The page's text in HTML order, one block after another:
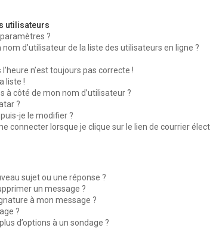
utilisateurs
?
d’utilisateur de la liste des utilisateurs en ligne ?
n’est toujours pas correcte !
liste !
à côté de mon nom d’utilisateur ?
?
je le modifier ?
connecter lorsque je clique sur le lien de courrier
sujet ou une réponse ?
un message ?
à mon message ?
?
d’options à un sondage ?